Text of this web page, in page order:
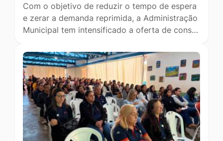
Com o objetivo de reduzir o tempo de espera
e zerar a demanda reprimida, a Administração
Municipal tem intensificado a oferta de cons…